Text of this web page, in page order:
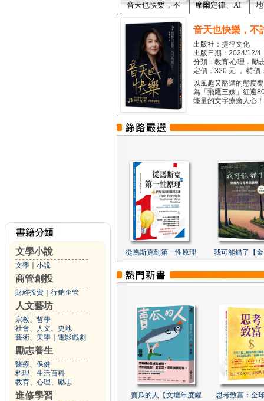
文學小說
文學 小說
商管創投
財經投資 行銷企管
人文藝坊
宗教、哲學
社會、人文、史地
藝術、美學
電影戲劇
勵志養生
醫療、保健
料理、生活百科
教育、心理、勵志
進修學習
音天也快樂，不 摩爾定律、AI
音天也快樂，不
出版社：捷徑文化
出版日期：2024/12/4
分類：教育‧心理．勵
定價：320 元 ， 特價
以風趣又豁達的態度
為「飛鷹三姝」紅遍
能量的文字療癒人心
從馬斯克到第一性原理 我可能錯了【
賣瓜的人【文壇年度耀 思考致富：全